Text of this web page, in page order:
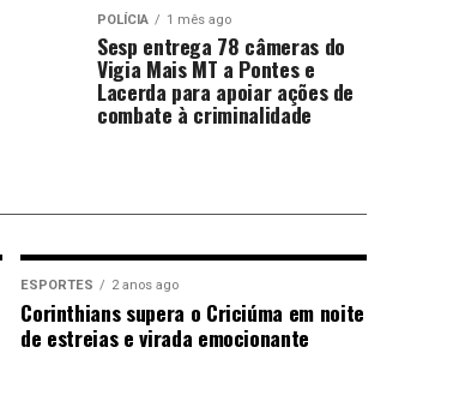
POLÍCIA 1 mês ago
Sesp entrega 78 câmeras do
Vigia Mais MT a Pontes e
Lacerda para apoiar ações de
combate à criminalidade
ESPORTES 2 anos ago
Corinthians supera o Criciúma em noite
de estreias e virada emocionante